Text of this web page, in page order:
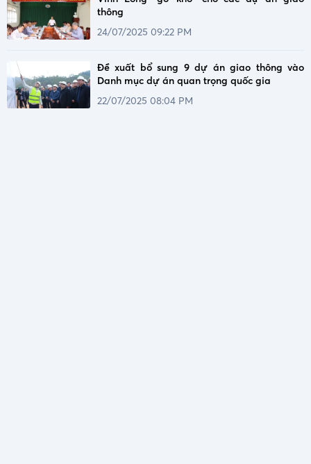
thông
24/07/2025 09:22 PM
Đề xuất bổ sung 9 dự án giao thông vào
Danh mục dự án quan trọng quốc gia
22/07/2025 08:04 PM